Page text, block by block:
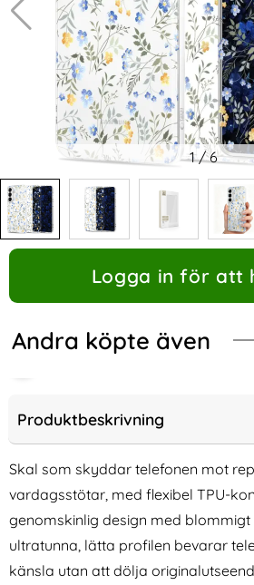
1/6
Logga in för att
Andra köpte även
Produktbeskrivning
Skal som skyddar telefonen mot
vardagsstötar, med flexibel TPU-
genomskinlig design med blommigt
ultratunna, lätta profilen bevarar
känsla utan att dölja